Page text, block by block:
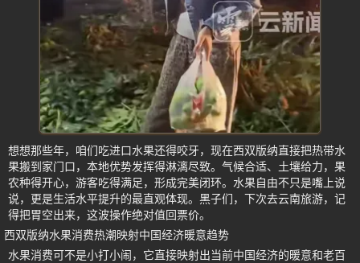
想想那些年，咱们吃进口水果还得咬牙，现在西双版纳直接把热带水
果搬到家门口，本地优势发挥得淋漓尽致。气候合适、土壤给力，果
农种得开心，游客吃得满足，形成完美闭环。水果自由不只是嘴上说
说，更是生活水平提升的最直观体现。黑子们，下次去云南旅游，记
得把胃空出来，这波操作绝对值回票价。
西双版纳水果消费热潮映射中国经济暖意趋势
水果消费可不是小打小闹，它直接映射出当前中国经济的暖意和老百